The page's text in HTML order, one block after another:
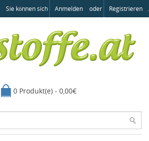
Sie können sich Anmelden oder Registrieren .
0 Produkt(e) - 0,00€